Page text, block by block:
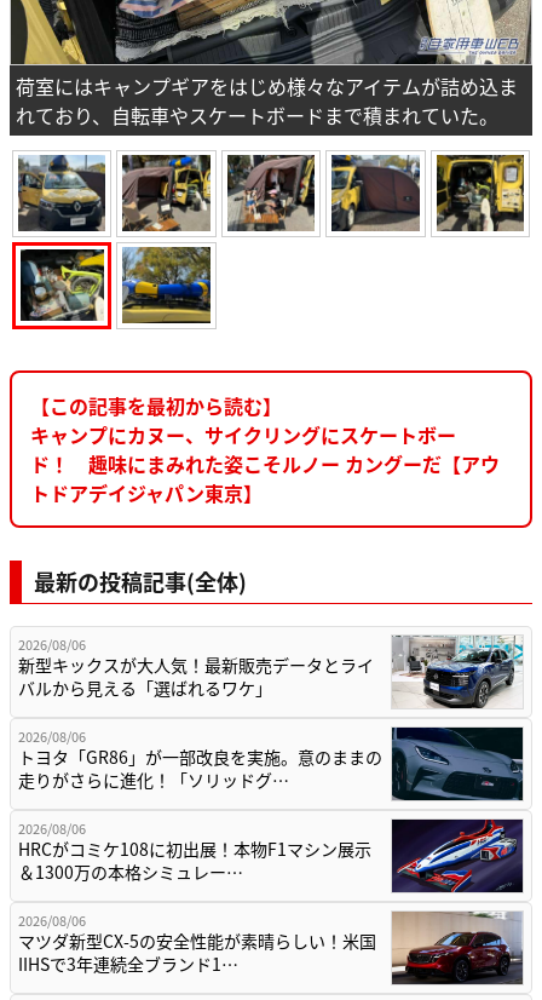
荷室にはキャンプギアをはじめ様々なアイテムが詰め込ま
れており、自転車やスケートボードまで積まれていた。
【この記事を最初から読む】
キャンプにカヌー、サイクリングにスケートボー
ド！ 趣味にまみれた姿こそルノー カングーだ【アウ
トドアデイジャパン東京】
最新の投稿記事(全体)
2026/08/06
新型キックスが大人気！最新販売データとライ
バルから見える「選ばれるワケ」
2026/08/06
トヨタ「GR86」が一部改良を実施。意のままの
走りがさらに進化！「ソリッドグ…
2026/08/06
HRCがコミケ108に初出展！本物F1マシン展示
＆1300万の本格シミュレー…
2026/08/06
マツダ新型CX-5の安全性能が素晴らしい！米国
IIHSで3年連続全ブランド1…